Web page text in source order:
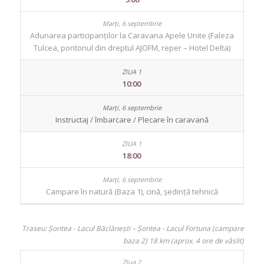
Adunarea participanților la Caravana Apele Unite (Faleza
Tulcea, pontonul din dreptul AJOFM, reper – Hotel Delta)
10:00
Instructaj / îmbarcare / Plecare în caravană
18:00
Campare în natură (Baza 1), cină, ședință tehnică
Traseu: Șontea - Lacul Băclănești – Șontea - Lacul Fortuna (campare
baza 2) 18 km (aprox. 4 ore de vâslit)